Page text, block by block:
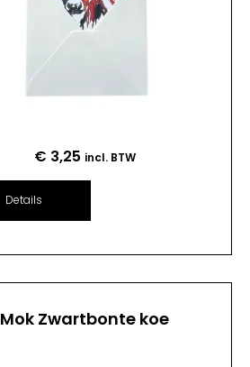
€ 3,25 incl. BTW
Details
Mok Zwartbonte koe